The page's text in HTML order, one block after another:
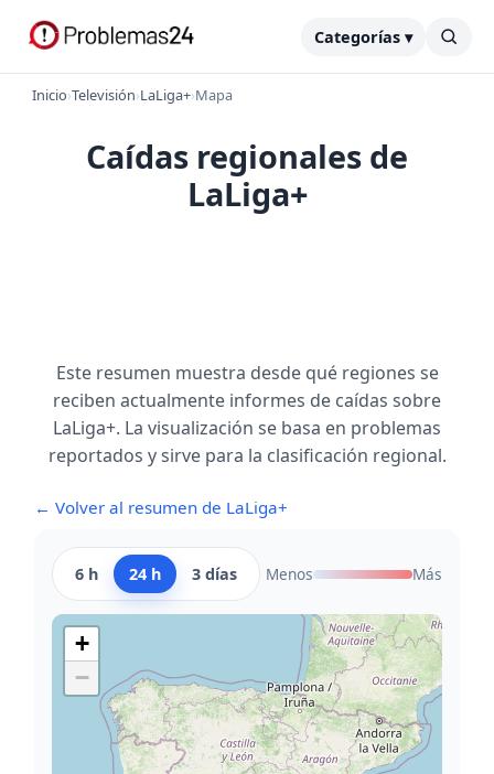
Categorías ▾
Inicio›Televisión›LaLiga+›Mapa
Caídas regionales de
LaLiga+
Este resumen muestra desde qué regiones se
reciben actualmente informes de caídas sobre
LaLiga+. La visualización se basa en problemas
reportados y sirve para la clasificación regional.
← Volver al resumen de LaLiga+
6 h 24 h 3 días Menos Más
+
−